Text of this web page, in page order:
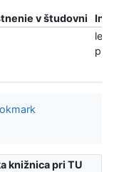
v študovni
Info
len
knižnica pri TU